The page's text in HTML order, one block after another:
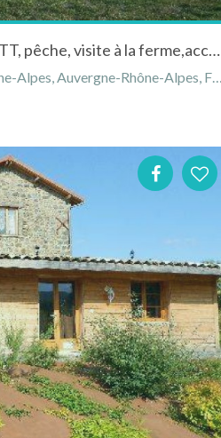
Gîte De "Laval" 3 épis, rando, détente,VTT, pêche, visite à la ferme,accueil handicap,animx acceptés
Auvergne-Rhône-Alpes, France